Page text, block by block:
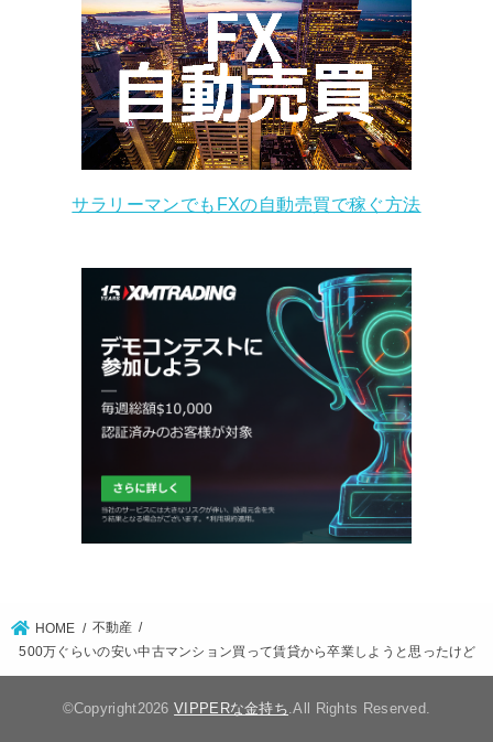
サラリーマンでもFXの自動売買で稼ぐ方法
HOME
不動産
500万ぐらいの安い中古マンション買って賃貸から卒業しようと思ったけど
©Copyright2026VIPPERな金持ち.All Rights Reserved.